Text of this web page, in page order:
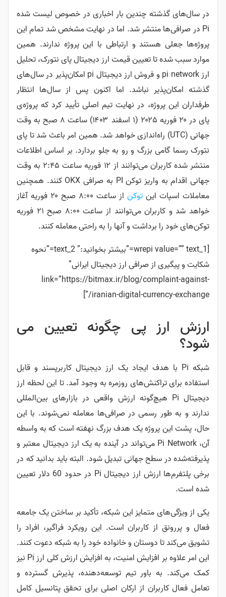
در سال‌های گذشته چندین بار اخباری در خصوص لیست شده
Pi در صرافی‌ها منتشر شد. اما در نهایت مشخص شد تمام این
پروژه‌ها جعلی هستند و ارتباطی با این پروژه ندارند. همین
موارد سبب شده تا تعیین قیمت ارز دیجیتال پای نتورک، تحلیل
ارز pi network و فروش ارز دیجیتال pi امکان‌پذیر در سال‌های
گذشته امکان‌پذیر نباشد. اما اکنون پس از سال‌ها انتظار
طرفداران این پروژه، در نهایت تیم اصلی تأیید کرد که پروژه‌ی
پای در ۲۰ فوریه ۲۰۲۵ (۱ اسفند ۱۴۰۳) ساعت ۸ صبح به وقت
جهانی (UTC) راه‌اندازی خواهد شد. همین امر باعث شد تا پای
نتورک رسما گامی بزرگ و رو به جلو بردارد. بر اساس اطلاعات
منتشر شده کاربران می‌توانند از ۱۲ فوریه ساعت ۲:۴۵ به وقت
جهانی اقدام به واریز توکن PI به صرافی OKX کنند. همچنین
معاملات اسپات این توکن
از ساعت ۸:۰۰ صبح ۲۰ فوریه آغاز
خواهد شد و کاربران می‌توانند از ساعت ۸:۰۰ صبح ۲۱ فوریه
توکن‌های خود را برداشت و آنها را به راحتی معامله کنند.
[wrepi value=”” text_1=”بیشتر بخوانید:” text_2=”نحوه
شکایت و پیگیری از صرافی ارز دیجیتال ایرانی”
link=”https://bitmax.ir/blog/complaint-against-
iranian-digital-currency-exchange/”]
ارزش ارز پی چگونه تعیین می
شود؟
شبکه Pi با هدف ایجاد یک ارز دیجیتال کاربرپسند و قابل
استفاده برای تراکنش‌های روزمره به وجود آمد. تا این لحظه ارز
دیجیتال Pi هیچ‌گونه ارزش واقعی در بازارهای بین‌المللی
ندارند و به طور رسمی در صرافی‌ها معامله نمی‌شوند. با این
حال، پشت این پروژه یک هدف بزرگ نهفته است که به واسطه
آن، Pi Network می‌تواند در آینده به یک ارز دیجیتال معتبر و
پذیرفته‌شده در سطح جهانی تبدیل شود. البته باید بدانید که در
برخی پلتفرم‌ها ارزش ارز دیجیتال Pi در حدود 60 دلار تعیین
شده است.
یکی از ویژگی‌های متمایز این شبکه، تأکید بر ساختن یک جامعه
فعال و پررونق از کاربران است. این رویکرد فراگیر، افراد را
تشویق می‌کند تا دوستان و خانواده خود را به شبکه دعوت کنند.
این امر علاوه بر افزایش امنیت، به افزایش ارزش کلی ارز Pi نیز
کمک می‌کند. به باور تیم توسعه‌دهنده، پذیرش گسترده و
تعامل فعال کاربران از ارکان اصلی برای تحقق پتانسیل کامل